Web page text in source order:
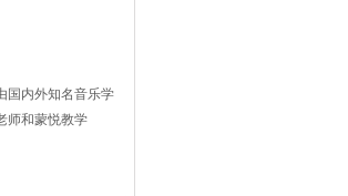
国内外知名音乐学
师和蒙悦教学